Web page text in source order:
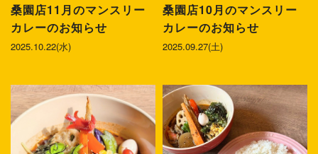
桑園店11月のマンスリー
カレーのお知らせ
2025.10.22(水)
桑園店10月のマンスリー
カレーのお知らせ
2025.09.27(土)